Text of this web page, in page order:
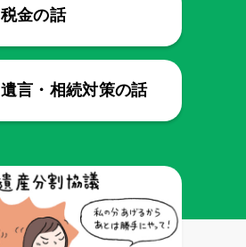
税金の話
遺言・相続対策の話